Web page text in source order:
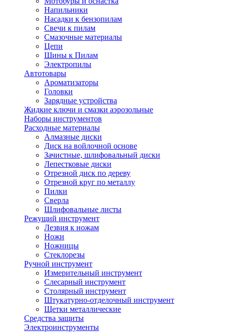
Напильники
Насадки к бензопилам
Свечи к пилам
Смазочные материалы
Цепи
Шины к Пилам
Электропилы
Автотовары
Ароматизаторы
Головки
Зарядные устройства
Жидкие ключи и смазки аэрозольные
Наборы инструментов
Расходные материалы
Алмазные диски
Диск на войлочной основе
Зачистные, шлифовальный диски
Лепестковые диски
Отрезной диск по дереву
Отрезной круг по металлу
Пилки
Сверла
Шлифовальные листы
Режущий инструмент
Лезвия к ножам
Ножи
Ножницы
Стеклорезы
Ручной инструмент
Измерительный инструмент
Слесарный инструмент
Столярный инструмент
Штукатурно-отделочный инструмент
Щетки металлические
Средства защиты
Электроинструменты